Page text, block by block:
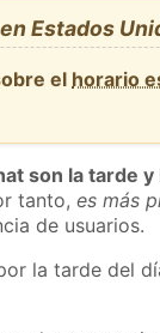
Estados
el horario
son la tarde y
tanto,es más
de usuarios.
la tarde del